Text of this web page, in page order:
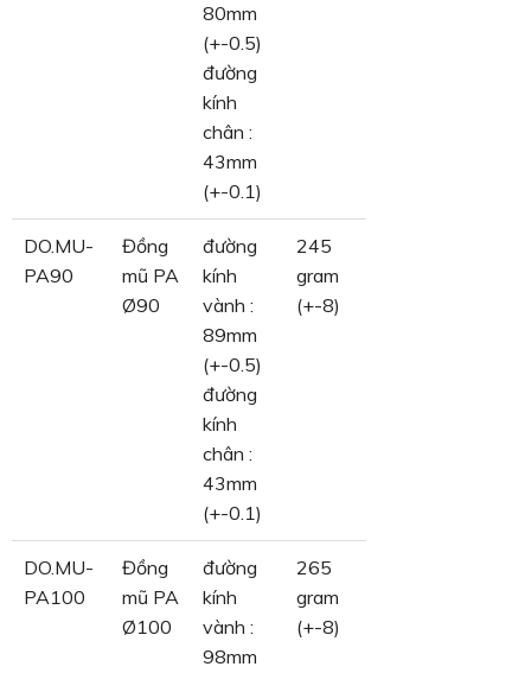
80mm
(+-0.5)
đường
kính
chân :
43mm
(+-0.1)
DO.MU-
PA90
Đồng
mũ PA
Ø90
đường
kính
vành :
89mm
(+-0.5)
đường
kính
chân :
43mm
(+-0.1)
245
gram
(+-8)
DO.MU-
PA100
Đồng
mũ PA
Ø100
đường
kính
vành :
98mm
265
gram
(+-8)